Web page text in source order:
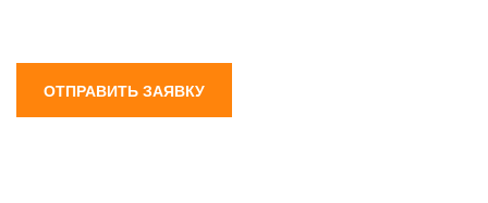
ОТПРАВИТЬ ЗАЯВКУ